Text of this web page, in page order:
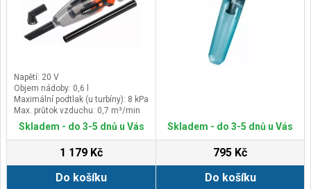
Napětí: 20 V
Objem nádoby: 0,6 l
Maximální podtlak (u turbíny): 8 kPa
Max. průtok vzduchu: 0,7 m³/min
Skladem - do 3-5 dnů u Vás
1 179 Kč
Do košíku
Skladem - do 3-5 dnů u Vás
795 Kč
Do košíku